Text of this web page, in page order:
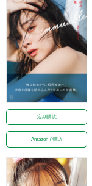
定期購読
Amazonで購入